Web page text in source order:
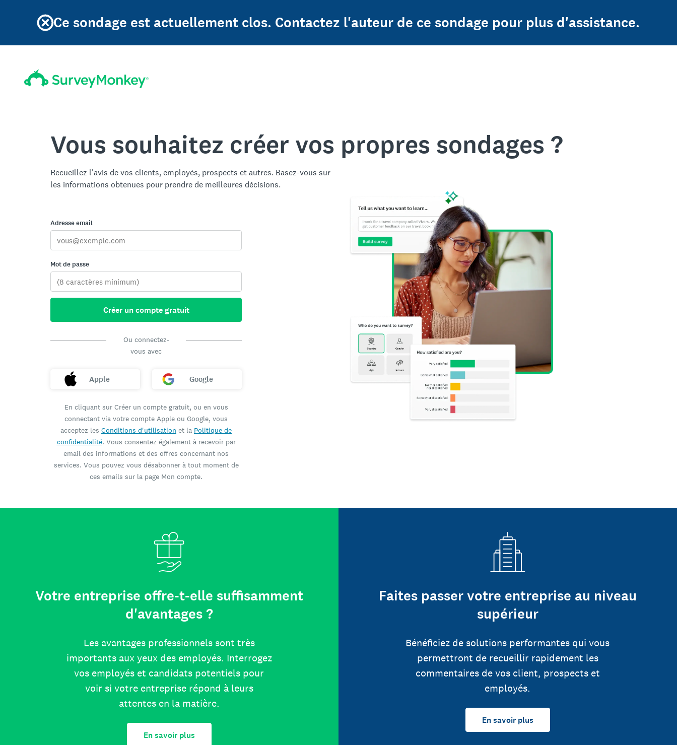
Ce sondage est actuellement clos. Contactez l'auteur de ce sondage pour plus d'assistance.
Vous souhaitez créer vos propres sondages ?
Recueillez l'avis de vos clients, employés, prospects et autres. Basez-vous sur
les informations obtenues pour prendre de meilleures décisions.
Adresse email
Mot de passe
Créer un compte gratuit
Ou connectez-
vous avec
Apple Google
En cliquant sur Créer un compte gratuit, ou en vous
connectant via votre compte Apple ou Google, vous
acceptez les Conditions d'utilisation et la Politique de
confidentialité. Vous consentez également à recevoir par
email des informations et des offres concernant nos
services. Vous pouvez vous désabonner à tout moment de
ces emails sur la page Mon compte.
Votre entreprise offre-t-elle suffisamment
d'avantages ?
Les avantages professionnels sont très
importants aux yeux des employés. Interrogez
vos employés et candidats potentiels pour
voir si votre entreprise répond à leurs
attentes en la matière.
En savoir plus
Faites passer votre entreprise au niveau
supérieur
Bénéficiez de solutions performantes qui vous
permettront de recueillir rapidement les
commentaires de vos client, prospects et
employés.
En savoir plus